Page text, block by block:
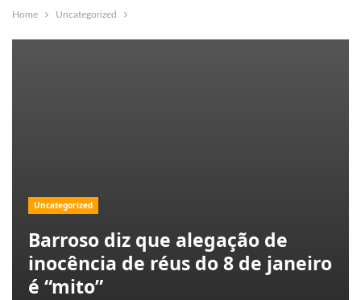
Home Uncategorized
Uncategorized
Barroso diz que alegação de
inocência de réus do 8 de janeiro
é “mito”